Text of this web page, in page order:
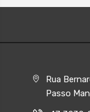
Rua
Passo